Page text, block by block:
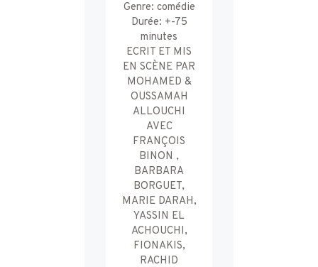
Genre: comédie
Durée: +-75
minutes
ECRIT ET MIS
EN SCÈNE PAR
MOHAMED &
OUSSAMAH
ALLOUCHI
AVEC
FRANÇOIS
BINON ,
BARBARA
BORGUET,
MARIE DARAH,
YASSIN EL
ACHOUCHI,
FIONAKIS,
RACHID